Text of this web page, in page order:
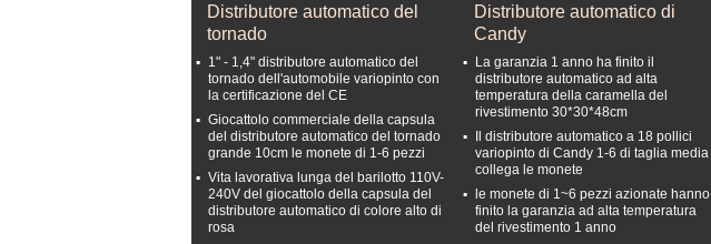
Distributore automatico del
tornado
1" - 1,4" distributore automatico del
tornado dell'automobile variopinto con
la certificazione del CE
Giocattolo commerciale della capsula
del distributore automatico del tornado
grande 10cm le monete di 1-6 pezzi
Vita lavorativa lunga del barilotto 110V-
240V del giocattolo della capsula del
distributore automatico di colore alto di
rosa
Distributore automatico di
Candy
La garanzia 1 anno ha finito il
distributore automatico ad alta
temperatura della caramella del
rivestimento 30*30*48cm
Il distributore automatico a 18 pollici
variopinto di Candy 1-6 di taglia media
collega le monete
le monete di 1~6 pezzi azionate hanno
finito la garanzia ad alta temperatura
del rivestimento 1 anno